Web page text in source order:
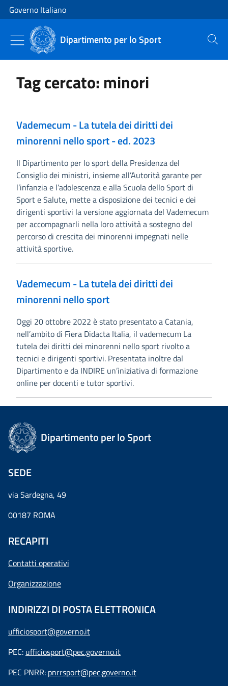
Vai al contenuto
Vai alla navigazione del sito
Governo Italiano
Dipartimento per lo Sport Cerca
Tag cercato: minori
Vademecum - La tutela dei diritti dei
minorenni nello sport - ed. 2023
Il Dipartimento per lo sport della Presidenza del
Consiglio dei ministri, insieme all’Autorità garante per
l’infanzia e l’adolescenza e alla Scuola dello Sport di
Sport e Salute, mette a disposizione dei tecnici e dei
dirigenti sportivi la versione aggiornata del Vademecum
per accompagnarli nella loro attività a sostegno del
percorso di crescita dei minorenni impegnati nelle
attività sportive.
Vademecum - La tutela dei diritti dei
minorenni nello sport
Oggi 20 ottobre 2022 è stato presentato a Catania,
nell’ambito di Fiera Didacta Italia, il vademecum La
tutela dei diritti dei minorenni nello sport rivolto a
tecnici e dirigenti sportivi. Presentata inoltre dal
Dipartimento e da INDIRE un’iniziativa di formazione
online per docenti e tutor sportivi.
Dipartimento per lo Sport
SEDE
via Sardegna, 49
00187 ROMA
RECAPITI
Contatti operativi
Organizzazione
INDIRIZZI DI POSTA ELETTRONICA
ufficiosport@governo.it
PEC: ufficiosport@pec.governo.it
PEC PNRR: pnrrsport@pec.governo.it